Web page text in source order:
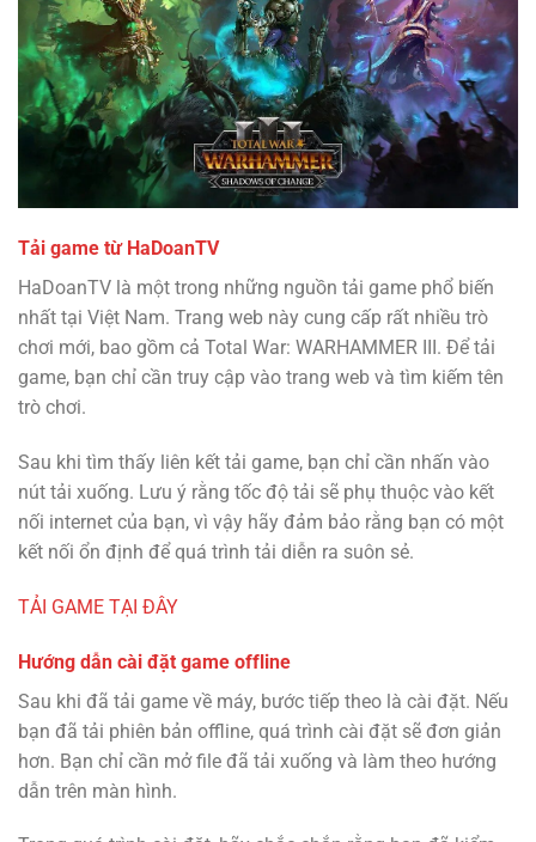
Tải game từ HaDoanTV
HaDoanTV là một trong những nguồn tải game phổ biến
nhất tại Việt Nam. Trang web này cung cấp rất nhiều trò
chơi mới, bao gồm cả Total War: WARHAMMER III. Để tải
game, bạn chỉ cần truy cập vào trang web và tìm kiếm tên
trò chơi.
Sau khi tìm thấy liên kết tải game, bạn chỉ cần nhấn vào
nút tải xuống. Lưu ý rằng tốc độ tải sẽ phụ thuộc vào kết
nối internet của bạn, vì vậy hãy đảm bảo rằng bạn có một
kết nối ổn định để quá trình tải diễn ra suôn sẻ.
TẢI GAME TẠI ĐÂY
Hướng dẫn cài đặt game offline
Sau khi đã tải game về máy, bước tiếp theo là cài đặt. Nếu
bạn đã tải phiên bản offline, quá trình cài đặt sẽ đơn giản
hơn. Bạn chỉ cần mở file đã tải xuống và làm theo hướng
dẫn trên màn hình.